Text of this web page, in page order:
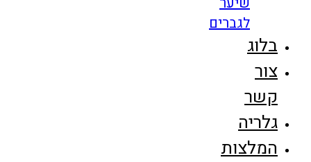
לגברים
בלוג
צור
קשר
גלריה
המלצות